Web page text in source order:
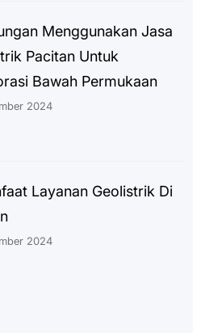
Menggunakan Jasa
Pacitan Untuk
Bawah Permukaan
2024
Layanan Geolistrik Di
2024